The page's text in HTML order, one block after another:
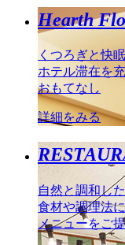
Hearth
くつろぎと快
ホテル滞在を
おもてなし
詳細をみる
自然と調和し
食材や調理法
メニューをご